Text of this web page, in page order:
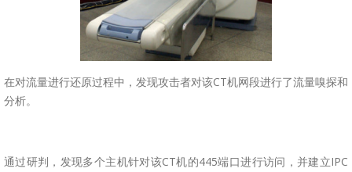
在对流量进行还原过程中，发现攻击者对该CT机网段进行了流量嗅探和
分析。
通过研判，发现多个主机针对该CT机的445端口进行访问，并建立IPC